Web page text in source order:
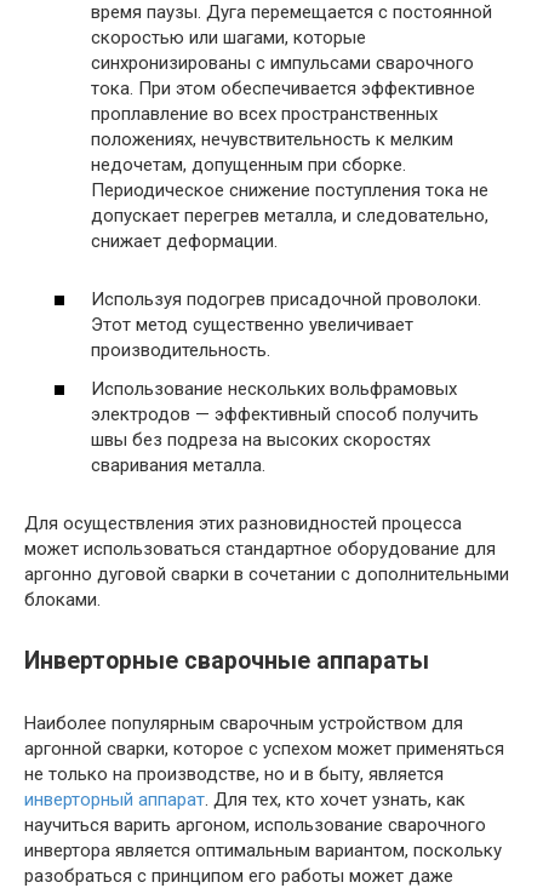
время паузы. Дуга перемещается с постоянной
скоростью или шагами, которые
синхронизированы с импульсами сварочного
тока. При этом обеспечивается эффективное
проплавление во всех пространственных
положениях, нечувствительность к мелким
недочетам, допущенным при сборке.
Периодическое снижение поступления тока не
допускает перегрев металла, и следовательно,
снижает деформации.
Используя подогрев присадочной проволоки.
Этот метод существенно увеличивает
производительность.
Использование нескольких вольфрамовых
электродов — эффективный способ получить
швы без подреза на высоких скоростях
сваривания металла.
Для осуществления этих разновидностей процесса
может использоваться стандартное оборудование для
аргонно дуговой сварки в сочетании с дополнительными
блоками.
Инверторные сварочные аппараты
Наиболее популярным сварочным устройством для
аргонной сварки, которое с успехом может применяться
не только на производстве, но и в быту, является
инверторный аппарат . Для тех, кто хочет узнать, как
научиться варить аргоном, использование сварочного
инвертора является оптимальным вариантом, поскольку
разобраться с принципом его работы может даже